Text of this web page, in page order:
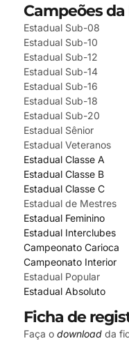
Campeões da
Estadual Sub-08
Estadual Sub-10
Estadual Sub-12
Estadual Sub-14
Estadual Sub-16
Estadual Sub-18
Estadual Sub-20
Estadual Sênior
Estadual Veteranos
Estadual Classe A
Estadual Classe B
Estadual Classe C
Estadual de Mestres
Estadual Feminino
Estadual Interclubes
Campeonato Carioca
Campeonato Interior
Estadual Popular
Estadual Absoluto
Ficha de
Faça o download da